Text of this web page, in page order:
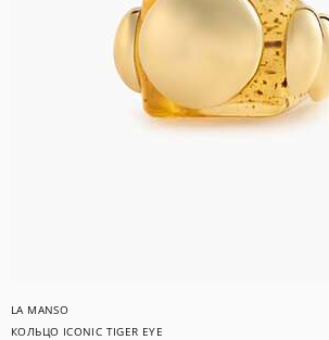
LA MANSO
КОЛЬЦО ICONIC TIGER EYE